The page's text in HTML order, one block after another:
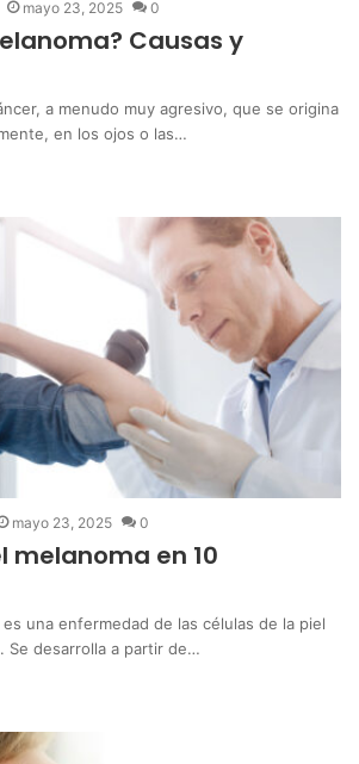
mayo 23, 2025 0
Causas y
a menudo muy agresivo, que se origina
en los ojos o las…
mayo 23, 2025 0
melanoma en 10
una enfermedad de las células de la piel
Se desarrolla a partir de…